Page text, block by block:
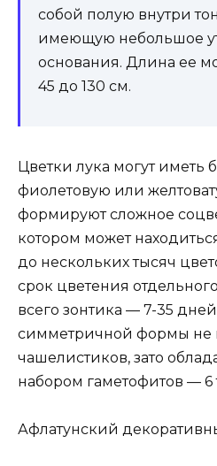
собой полую внутри
имеющую небольшое
основания. Длина ее
45 до 130 см.
Цветки лука могут иметь
фиолетовую или
формируют сложное
котором может
до нескольких тысяч
срок цветения
всего зонтика — 7-35
симметричной формы не
чашелистиков, зато
набором гаметофитов — 6
Афлатунский